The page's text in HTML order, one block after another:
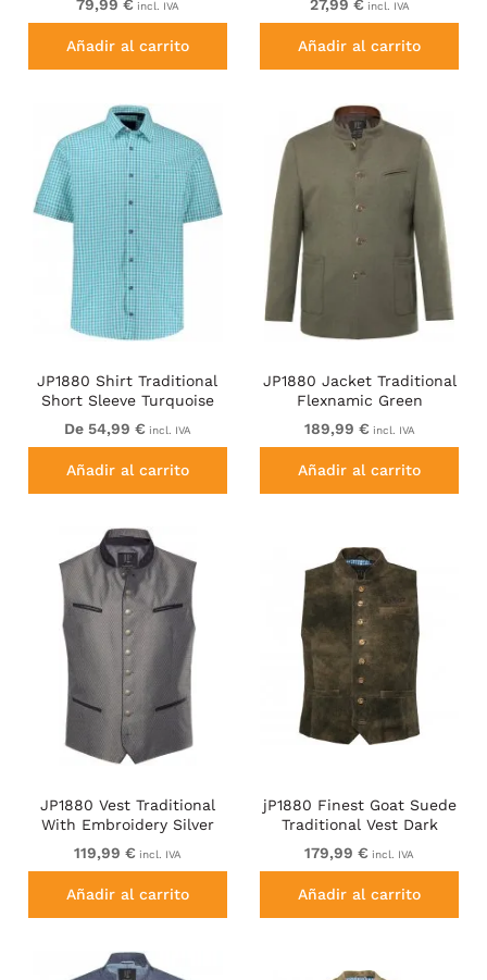
79,99 € incl. IVA
Añadir al carrito
27,99 € incl. IVA
Añadir al carrito
JP1880 Shirt Traditional
Short Sleeve Turquoise
De 54,99 € incl. IVA
Añadir al carrito
JP1880 Jacket Traditional
Flexnamic Green
189,99 € incl. IVA
Añadir al carrito
JP1880 Vest Traditional
With Embroidery Silver
119,99 € incl. IVA
Añadir al carrito
jP1880 Finest Goat Suede
Traditional Vest Dark
Brown
179,99 € incl. IVA
Añadir al carrito